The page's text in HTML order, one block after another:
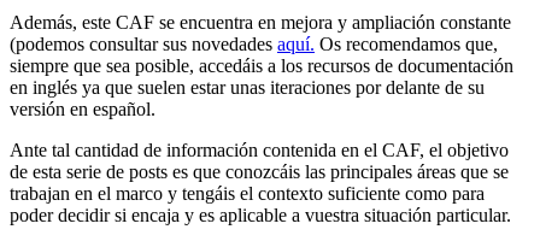
Además, este CAF se encuentra en mejora y ampliación constante
(podemos consultar sus novedades aquí. Os recomendamos que,
siempre que sea posible, accedáis a los recursos de documentación
en inglés ya que suelen estar unas iteraciones por delante de su
versión en español.
Ante tal cantidad de información contenida en el CAF, el objetivo
de esta serie de posts es que conozcáis las principales áreas que se
trabajan en el marco y tengáis el contexto suficiente como para
poder decidir si encaja y es aplicable a vuestra situación particular.